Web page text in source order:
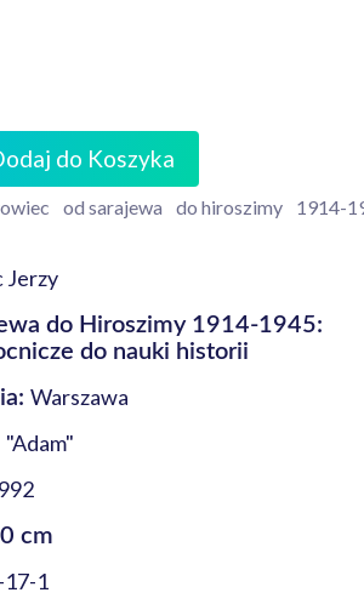
do Koszyka
od sarajewa do hiroszimy 1914-
Jerzy
do Hiroszimy 1914-1945:
do nauki historii
Warszawa
"Adam"
cm
17-1